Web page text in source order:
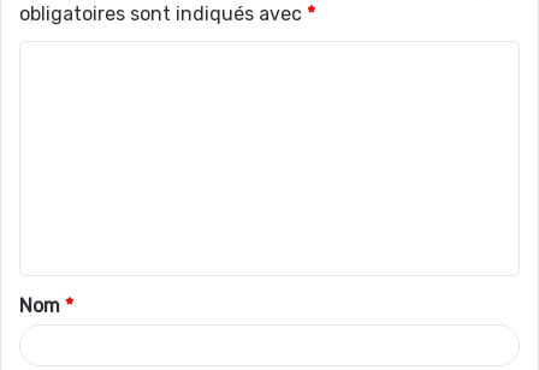
obligatoires sont indiqués avec *
t
a
i
Nom *